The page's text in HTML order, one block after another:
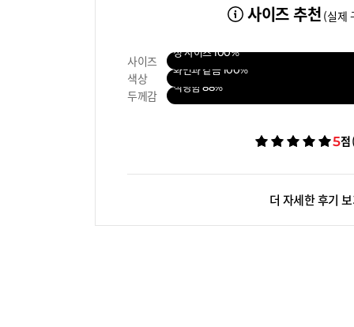
사이즈 추천 (실제
사이즈
정 사이즈100%
색상
화면과 같음 100%
두께감
적당함 88%
5점
더 자세한 후기